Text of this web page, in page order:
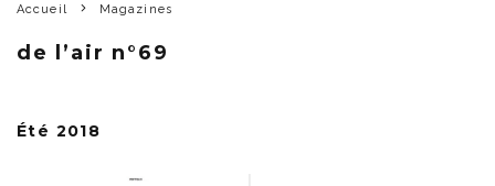
Accueil Magazines
de l’air n°69
Été 2018